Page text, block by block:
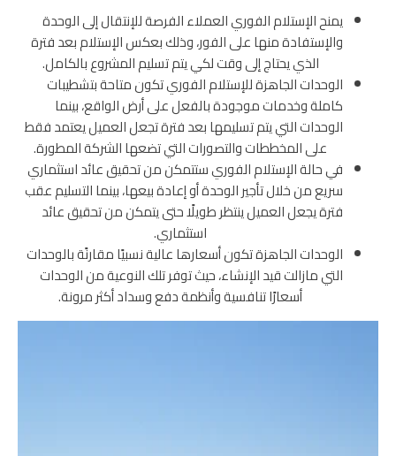
يمنح الإستلام الفوري العملاء الفرصة للإنتقال إلى الوحدة
والإستفادة منها على الفور، وذلك بعكس الإستلام بعد فترة
الذي يحتاج إلى وقت لكي يتم تسليم المشروع بالكامل.
الوحدات الجاهزة للإستلام الفوري تكون متاحة بتشطيبات
كاملة وخدمات موجودة بالفعل على أرض الواقع، بينما
الوحدات التي يتم تسليمها بعد فترة تجعل العميل يعتمد فقط
على المخططات والتصورات التي تضعها الشركة المطورة.
في حالة الإستلام الفوري ستتمكن من تحقيق عائد استثماري
سريع من خلال تأجير الوحدة أو إعادة بيعها، بينما التسليم عقب
فترة يجعل العميل ينتظر طويلًا حتى يتمكن من تحقيق عائد
استثماري.
الوحدات الجاهزة تكون أسعارها عالية نسبيًا مقارنًة بالوحدات
التي مازالت قيد الإنشاء، حيث توفر تلك النوعية من الوحدات
أسعارًا تنافسية وأنظمة دفع وسداد أكثر مرونة.